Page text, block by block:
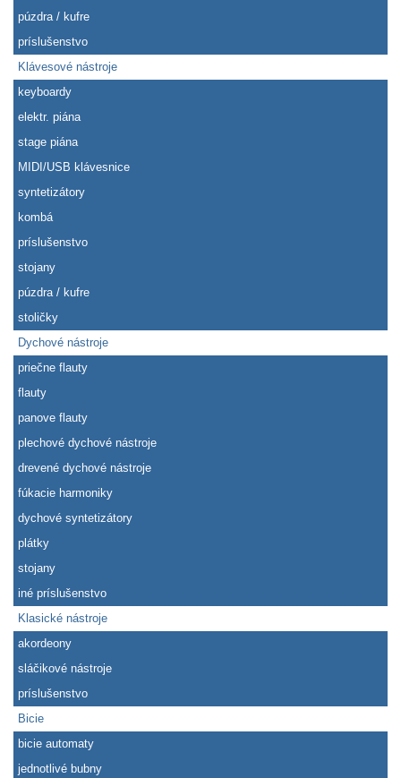
púzdra / kufre
príslušenstvo
Klávesové nástroje
keyboardy
elektr. piána
stage piána
MIDI/USB klávesnice
syntetizátory
kombá
príslušenstvo
stojany
púzdra / kufre
stoličky
Dychové nástroje
priečne flauty
flauty
panove flauty
plechové dychové nástroje
drevené dychové nástroje
fúkacie harmoniky
dychové syntetizátory
plátky
stojany
iné príslušenstvo
Klasické nástroje
akordeony
sláčikové nástroje
príslušenstvo
Bicie
bicie automaty
jednotlivé bubny